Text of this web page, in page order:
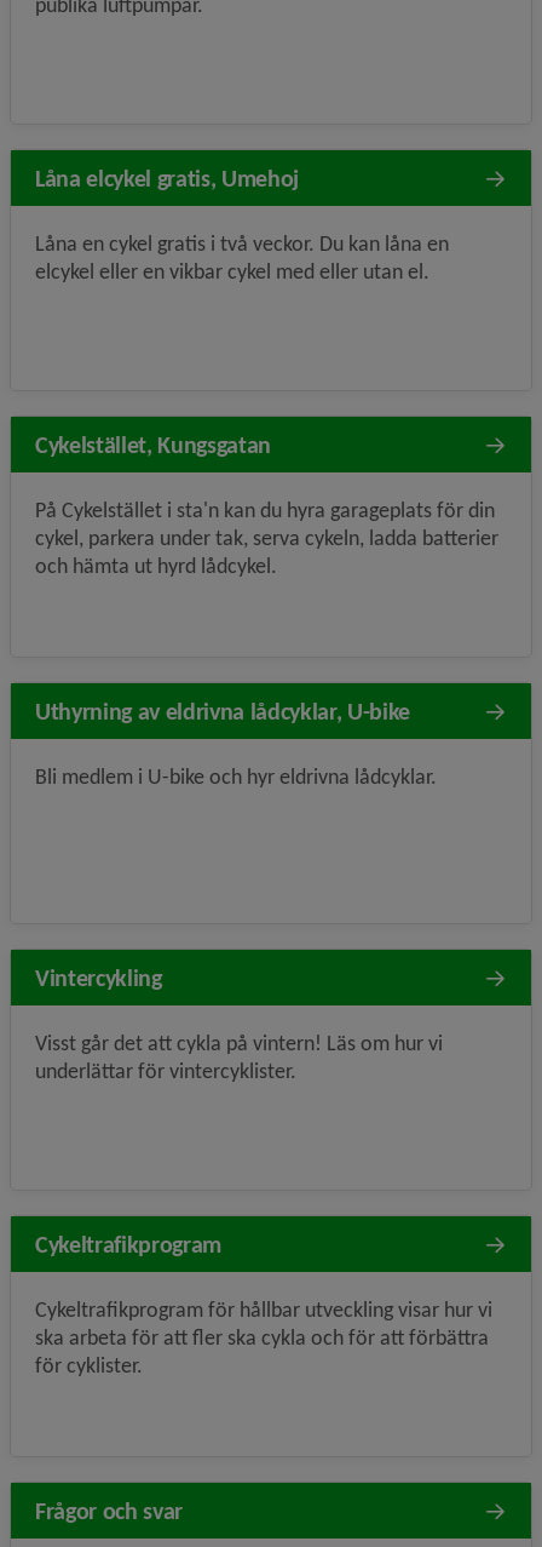
Låna elcykel gratis, Umehoj
Låna en cykel gratis i två veckor. Du kan låna en
elcykel eller en vikbar cykel med eller utan el.
Cykelstället, Kungsgatan
På Cykelstället i sta'n kan du hyra garageplats för din
cykel, parkera under tak, serva cykeln, ladda batterier
och hämta ut hyrd lådcykel.
Uthyrning av eldrivna lådcyklar, U-bike
Bli medlem i U-bike och hyr eldrivna lådcyklar.
Vintercykling
Visst går det att cykla på vintern! Läs om hur vi
underlättar för vintercyklister.
Cykeltrafikprogram
Cykeltrafikprogram för hållbar utveckling visar hur vi
ska arbeta för att fler ska cykla och för att förbättra
för cyklister.
Frågor och svar